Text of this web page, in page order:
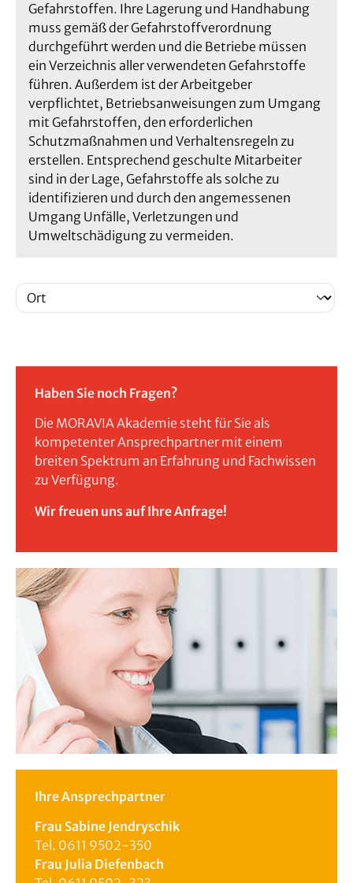
Gefahrstoffen. Ihre Lagerung und Handhabung
muss gemäß der Gefahrstoffverordnung
durchgeführt werden und die Betriebe müssen
ein Verzeichnis aller verwendeten Gefahrstoffe
führen. Außerdem ist der Arbeitgeber
verpflichtet, Betriebsanweisungen zum Umgang
mit Gefahrstoffen, den erforderlichen
Schutzmaßnahmen und Verhaltensregeln zu
erstellen. Entsprechend geschulte Mitarbeiter
sind in der Lage, Gefahrstoffe als solche zu
identifizieren und durch den angemessenen
Umgang Unfälle, Verletzungen und
Umweltschädigung zu vermeiden.
Haben Sie noch Fragen?
Die MORAVIA Akademie steht für Sie als
kompetenter Ansprechpartner mit einem
breiten Spektrum an Erfahrung und Fachwissen
zu Verfügung.
Wir freuen uns auf Ihre Anfrage!
Ihre Ansprechpartner
Frau Sabine Jendryschik
Tel. 0611 9502-350
Frau Julia Diefenbach